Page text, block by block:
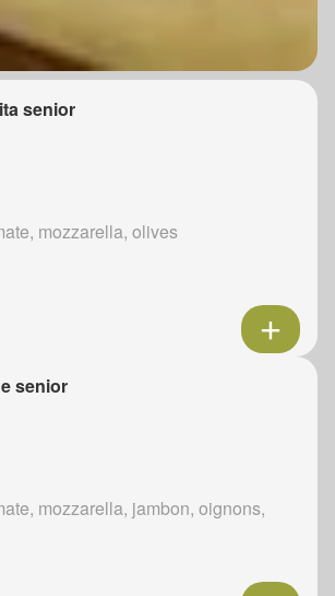
senior
mozzarella, olives
senior
mozzarella, jambon, oignons,